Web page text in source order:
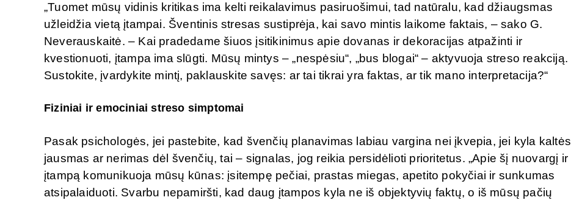
„Tuomet mūsų vidinis kritikas ima kelti reikalavimus pasiruošimui, tad natūralu, kad džiaugsmas
užleidžia vietą įtampai. Šventinis stresas sustiprėja, kai savo mintis laikome faktais, – sako G.
Neverauskaitė. – Kai pradedame šiuos įsitikinimus apie dovanas ir dekoracijas atpažinti ir
kvestionuoti, įtampa ima slūgti. Mūsų mintys – „nespėsiu“, „bus blogai“ – aktyvuoja streso reakciją.
Sustokite, įvardykite mintį, paklauskite savęs: ar tai tikrai yra faktas, ar tik mano interpretacija?“
Fiziniai ir emociniai streso simptomai
Pasak psichologės, jei pastebite, kad švenčių planavimas labiau vargina nei įkvepia, jei kyla kaltės
jausmas ar nerimas dėl švenčių, tai – signalas, jog reikia persidėlioti prioritetus. „Apie šį nuovargį ir
įtampą komunikuoja mūsų kūnas: įsitempę pečiai, prastas miegas, apetito pokyčiai ir sunkumas
atsipalaiduoti. Svarbu nepamiršti, kad daug įtampos kyla ne iš objektyvių faktų, o iš mūsų pačių